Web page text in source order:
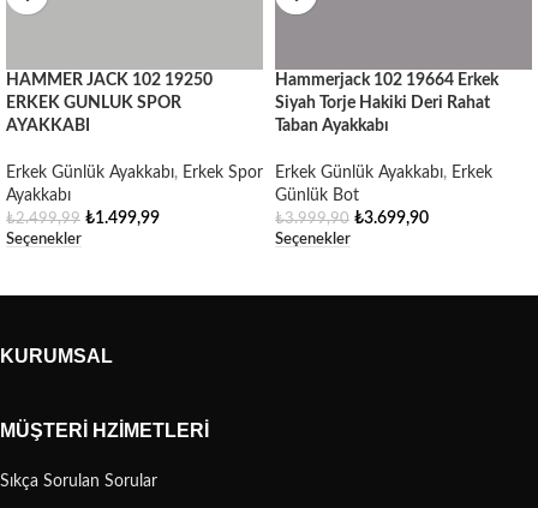
HAMMER JACK 102 19250
ERKEK GUNLUK SPOR
AYAKKABI
Erkek Günlük Ayakkabı, Erkek Spor
Ayakkabı
₺2.499,99 ₺1.499,99
Seçenekler
Hammerjack 102 19664 Erkek
Siyah Torje Hakiki Deri Rahat
Taban Ayakkabı
Erkek Günlük Ayakkabı, Erkek
Günlük Bot
₺3.999,90 ₺3.699,90
Seçenekler
KURUMSAL
MÜŞTERI HZIMETLERI
Sıkça Sorulan Sorular